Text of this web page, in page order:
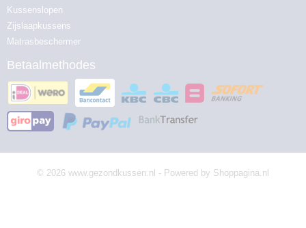
Kussenslopen
Zijslaapkussens
Matrasbeschermer
Betaalmethodes
© 2026 www.gezondkussen.nl - Powered by Shoppagina.nl